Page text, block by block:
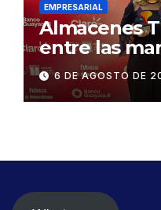
EMPRESARIAL
Almacenes
entre las
influyentes
6 DE AGOSTO DE